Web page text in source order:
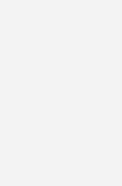
BIS ZUR
EINER HAND